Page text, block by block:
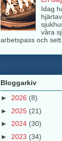
Idag
våra
arbetspass och
Bloggarkiv
► 2026 (8)
► 2025 (21)
► 2024 (30)
► 2023 (34)